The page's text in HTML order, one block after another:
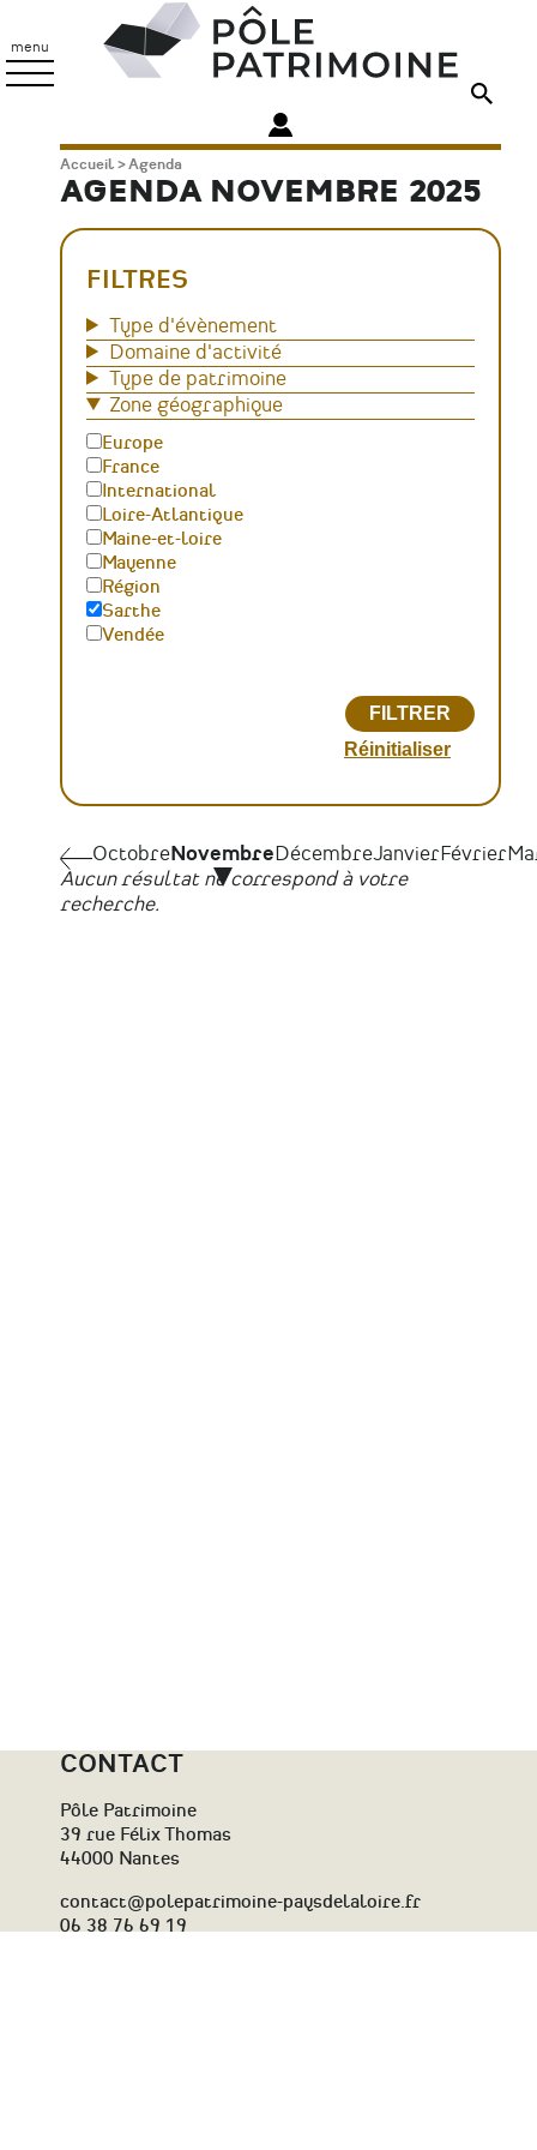
contenu
principal
menu
Patrimoine
Fil
d'Ariane
Accueil Agenda
AGENDA NOVEMBRE 2025
Pagination
Octobre
OctobreNovembre DécembreJanvier Février
Aucun résultat ne correspond à votre
recherche.
FILTRES
Type d'évènement
Domaine d'activité
Type de patrimoine
Zone géographique
Europe
France
International
Loire-Atlantique
Maine-et-loire
Mayenne
Région
Sarthe
Vendée
CONTACT
Pôle Patrimoine
39 rue Félix Thomas
44000 Nantes
contact@polepatrimoine-paysdelaloire.fr
06 38 76 69 19